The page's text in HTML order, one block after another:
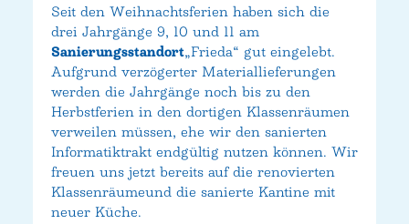
Seit den Weihnachtsferien haben sich die
drei Jahrgänge 9, 10 und 11 am
Sanierungsstandort„Frieda“ gut eingelebt.
Aufgrund verzögerter Materiallieferungen
werden die Jahrgänge noch bis zu den
Herbstferien in den dortigen Klassenräumen
verweilen müssen, ehe wir den sanierten
Informatiktrakt endgültig nutzen können. Wir
freuen uns jetzt bereits auf die renovierten
Klassenräumeund die sanierte Kantine mit
neuer Küche.